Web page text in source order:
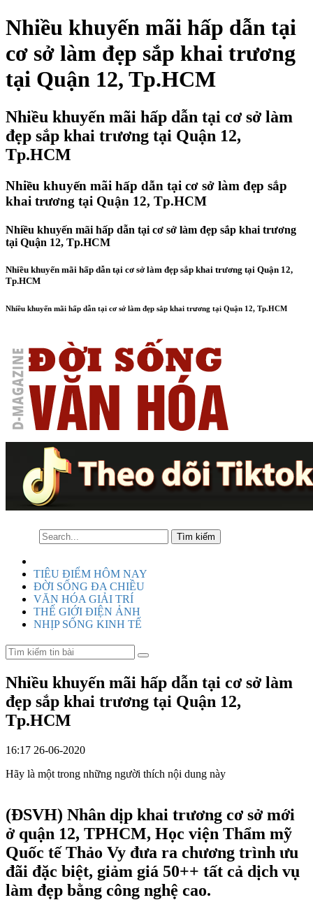
Nhiều khuyến mãi hấp dẫn tại
cơ sở làm đẹp sắp khai trương
tại Quận 12, Tp.HCM
Nhiều khuyến mãi hấp dẫn tại cơ sở làm
đẹp sắp khai trương tại Quận 12,
Tp.HCM
Nhiều khuyến mãi hấp dẫn tại cơ sở làm đẹp sắp
khai trương tại Quận 12, Tp.HCM
Nhiều khuyến mãi hấp dẫn tại cơ sở làm đẹp sắp khai trương
tại Quận 12, Tp.HCM
Nhiều khuyến mãi hấp dẫn tại cơ sở làm đẹp sắp khai trương tại Quận 12,
Tp.HCM
Nhiều khuyến mãi hấp dẫn tại cơ sở làm đẹp sắp khai trương tại Quận 12, Tp.HCM
TIÊU ĐIỂM HÔM NAY
ĐỜI SỐNG ĐA CHIỀU
VĂN HÓA GIẢI TRÍ
THẾ GIỚI ĐIỆN ẢNH
NHỊP SỐNG KINH TẾ
Nhiều khuyến mãi hấp dẫn tại cơ sở làm
đẹp sắp khai trương tại Quận 12,
Tp.HCM
16:17 26-06-2020
Hãy là một trong những người thích nội dung này
(ĐSVH) Nhân dịp khai trương cơ sở mới
ở quận 12, TPHCM, Học viện Thẩm mỹ
Quốc tế Thảo Vy đưa ra chương trình ưu
đãi đặc biệt, giảm giá 50++ tất cả dịch vụ
làm đẹp bằng công nghệ cao.